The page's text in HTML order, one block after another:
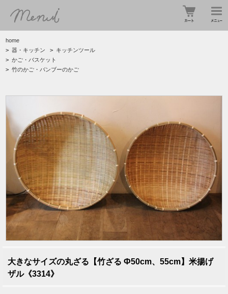
home
> 器・キッチン > キッチンツール
> かご・バスケット
> 竹のかご・バンブーのかご
大きなサイズの丸ざる【竹ざる Ф50cm、55cm】米揚げ
ザル《3314》